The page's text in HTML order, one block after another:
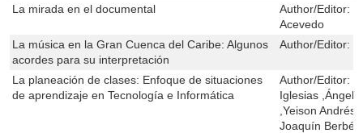
La mirada en el documental Author/Editor:
Acevedo
La música en la Gran Cuenca del Caribe: Algunos
acordes para su interpretación
Author/Editor:
La planeación de clases: Enfoque de situaciones
de aprendizaje en Tecnología e Informática
Author/Editor:
Iglesias ,Ángel
,Yeison Andrés
Joaquín